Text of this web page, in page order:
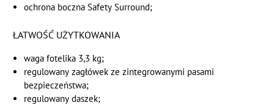
ochrona boczna Safety Surround;
ŁATWOŚĆ UŻYTKOWANIA
waga fotelika 3,3 kg;
regulowany zagłówek ze zintegrowanymi pasami
bezpieczeństwa;
regulowany daszek;